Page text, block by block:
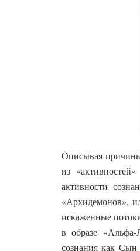
Описывая
из
активности
«Архидемонов»,
искаженные
в образе
сознания как